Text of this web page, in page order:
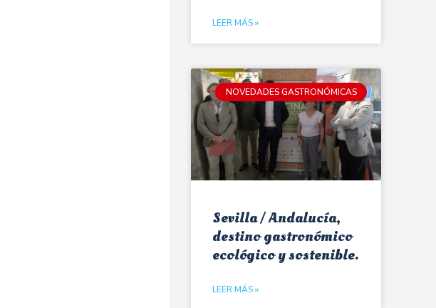
LEER MÁS »
NOVEDADES GASTRONÓMICAS
Sevilla / Andalucía,
destino gastronómico
ecológico y sostenible.
LEER MÁS »